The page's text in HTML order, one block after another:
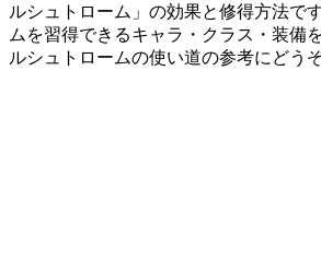
ルシュトローム」の効果と修得方法で
ムを習得できるキャラ・クラス・装備
ルシュトロームの使い道の参考にどうぞ